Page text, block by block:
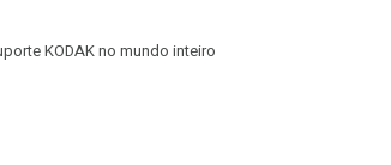
KODAK no mundo inteiro